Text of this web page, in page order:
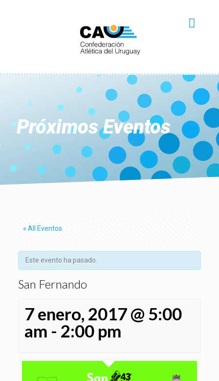
Próximos Eventos
« All Eventos
Este evento ha pasado.
San Fernando
7 enero, 2017 @ 5:00
am - 2:00 pm